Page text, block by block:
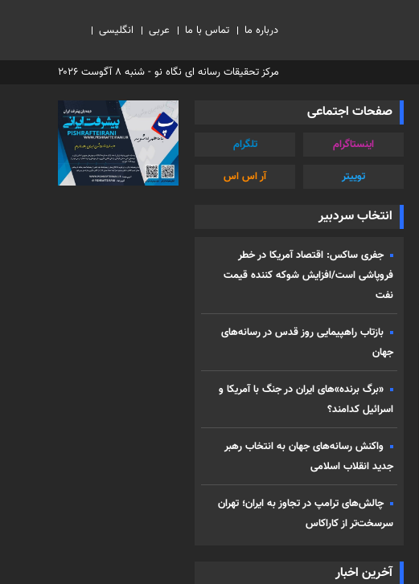
درباره ما تماس با ما عربی انگلیسی
مرکز تحقیقات رسانه ای نگاه نو - شنبه ۸ آگوست ۲۰۲۶
صفحات اجتماعی
اینستاگرام
تلگرام
توییتر
آر اس اس
انتخاب سردبیر
جفری ساکس: اقتصاد آمریکا در خطر
فروپاشی است/افزایش شوکه کننده قیمت
نفت
بازتاب راهپیمایی روز قدس در رسانه‌های
جهان
«برگ برنده»‌های ایران در جنگ با آمریکا و
اسرائیل کدامند؟
واکنش رسانه‌های جهان به انتخاب رهبر
جدید انقلاب اسلامی
چالش‌های ترامپ در تجاوز به ایران؛ تهران
سرسخت‌تر از کاراکاس
آخرین اخبار